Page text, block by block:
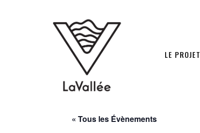
LE PROJET
« Tous les Évènements